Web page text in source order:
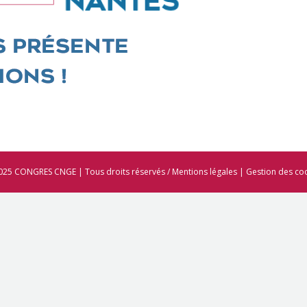
CONGRES CNGE | Tous droits réservés / Mentions légales| Gestion des